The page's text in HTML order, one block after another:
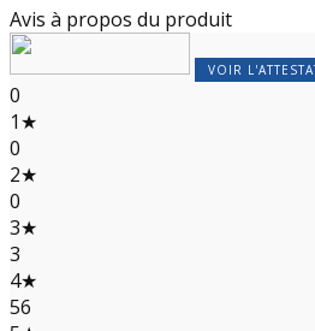
Avis à propos du produit
VOIR
0
1★
0
2★
0
3★
3
4★
56